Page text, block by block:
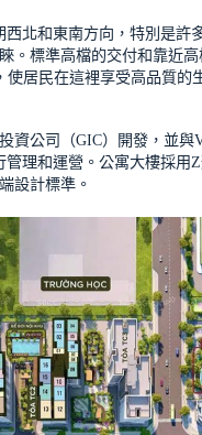
西北和東南方向，特別是許
。標準高檔的交付和靠近
使居民在這裡享受高品質的
資公司（GIC）開發，並與
管理和運營。公寓大樓採用
設計標準。